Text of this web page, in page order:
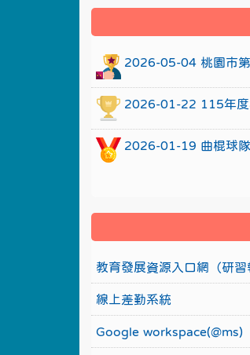
:::
2026-05-04 桃園市第
2026-01-22 115年度
2026-01-19 曲棍球
教育發展資源入口網（研習
線上差勤系統
Google workspace(@ms)